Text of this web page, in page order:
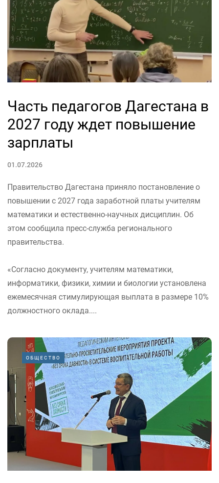
Часть педагогов Дагестана в
2027 году ждет повышение
зарплаты
01.07.2026
Правительство Дагестана приняло постановление о
повышении с 2027 года заработной платы учителям
математики и естественно-научных дисциплин. Об
этом сообщила пресс-служба регионального
правительства.
«Согласно документу, учителям математики,
информатики, физики, химии и биологии установлена
ежемесячная стимулирующая выплата в размере 10%
должностного оклада....
ОБЩЕСТВО